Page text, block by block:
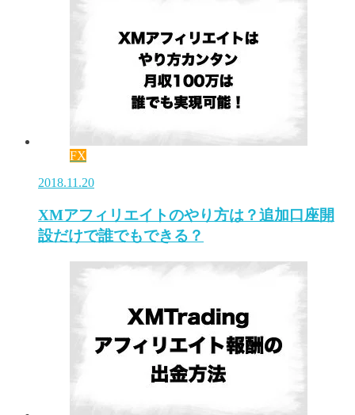
FX
2018.11.20
XMアフィリエイトのやり方は？追加口座開
設だけで誰でもできる？